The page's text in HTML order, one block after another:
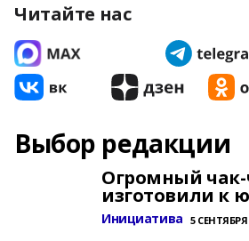
Читайте нас
Выбор редакции
Огромный
изготовили к
Инициатива 5 СЕНТЯБРЯ